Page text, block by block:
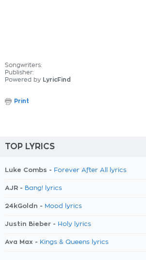
Songwriters:
Publisher:
Powered by LyricFind
Print
TOP LYRICS
Luke Combs - Forever After All lyrics
AJR - Bang! lyrics
24kGoldn - Mood lyrics
Justin Bieber - Holy lyrics
Ava Max - Kings & Queens lyrics